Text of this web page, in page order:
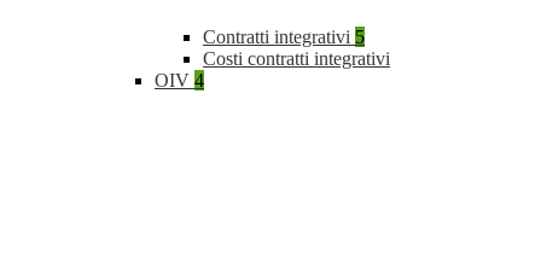
Contratti integrativi 5
Costi contratti integrativi
OIV 4